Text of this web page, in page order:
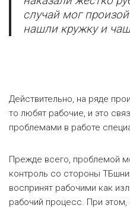
случай мог
нашли кружку и
Действительно, на ряде
то любят рабочие, и это
проблемами в работе
Прежде всего, проблемой
контроль со стороны
воспринят рабочими как
рабочий процесс. При этом,